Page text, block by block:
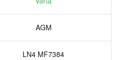
AGM
LN4 MF7384